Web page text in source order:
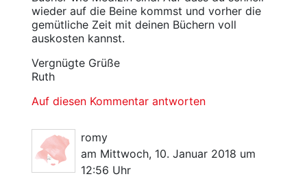
wieder auf die Beine kommst und vorher die
gemütliche Zeit mit deinen Büchern voll
auskosten kannst.
Vergnügte Grüße
Ruth
Auf diesen Kommentar antworten
romy
am Mittwoch, 10. Januar 2018 um
12:56 Uhr